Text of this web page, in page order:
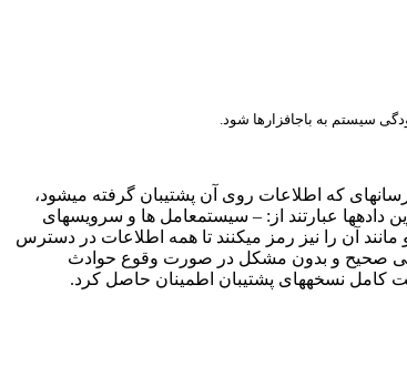
سیستم به باجافزارها شود.
که اطلاعات روی آن پشتیبان گرفته میشود،
دادهها عبارتند از: – سیستمعامل ها و سرویسهای
آن را نیز رمز میکنند تا همه اطلاعات در دسترس
صحیح و بدون مشکل در صورت وقوع حوادث
کامل نسخههای پشتیبان اطمینان حاصل کرد.